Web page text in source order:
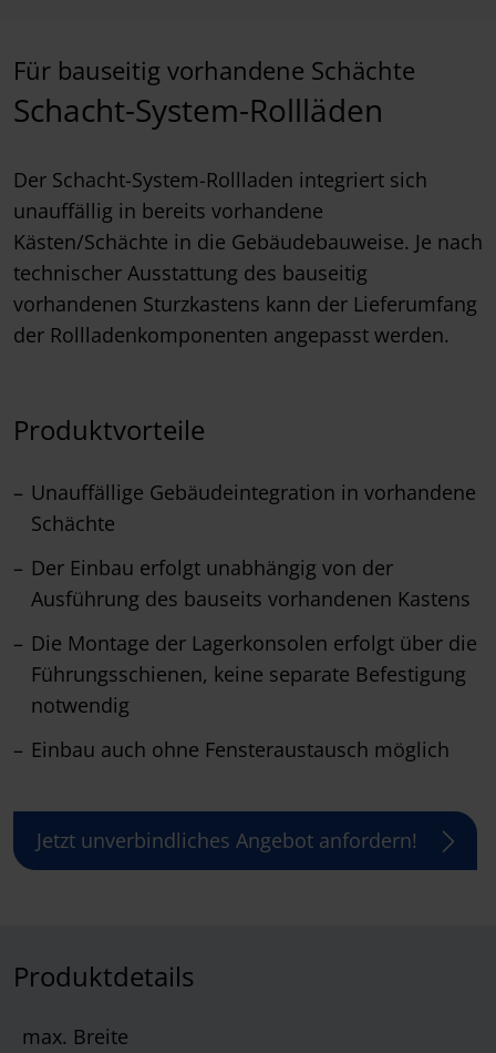
Für bauseitig vorhandene Schächte
Schacht-System-Rollläden
Der Schacht-System-Rollladen integriert sich
unauffällig in bereits vorhandene
Kästen/Schächte in die Gebäudebauweise. Je nach
technischer Ausstattung des bauseitig
vorhandenen Sturzkastens kann der Lieferumfang
der Rollladenkomponenten angepasst werden.
Produktvorteile
Unauffällige Gebäudeintegration in vorhandene
Schächte
Der Einbau erfolgt unabhängig von der
Ausführung des bauseits vorhandenen Kastens
Die Montage der Lagerkonsolen erfolgt über die
Führungsschienen, keine separate Befestigung
notwendig
Einbau auch ohne Fensteraustausch möglich
Jetzt unverbindliches Angebot anfordern!
Produktdetails
max. Breite